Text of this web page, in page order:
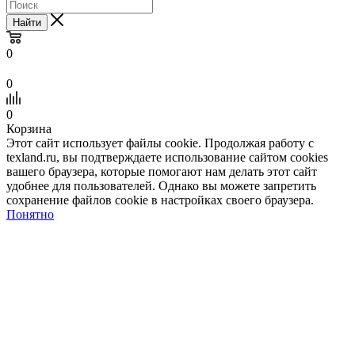
Найти
0
0
0
Корзина
Этот сайт использует файлы cookie. Продолжая работу с
texland.ru, вы подтверждаете использование сайтом cookies
вашего браузера, которые помогают нам делать этот сайт
удобнее для пользователей. Однако вы можете запретить
сохранение файлов cookie в настройках своего браузера.
Понятно